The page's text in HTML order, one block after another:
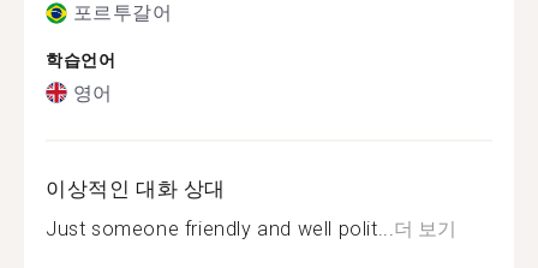
포르투갈어
학습언어
영어
이상적인 대화 상대
Just someone friendly and well polit... 더 보기